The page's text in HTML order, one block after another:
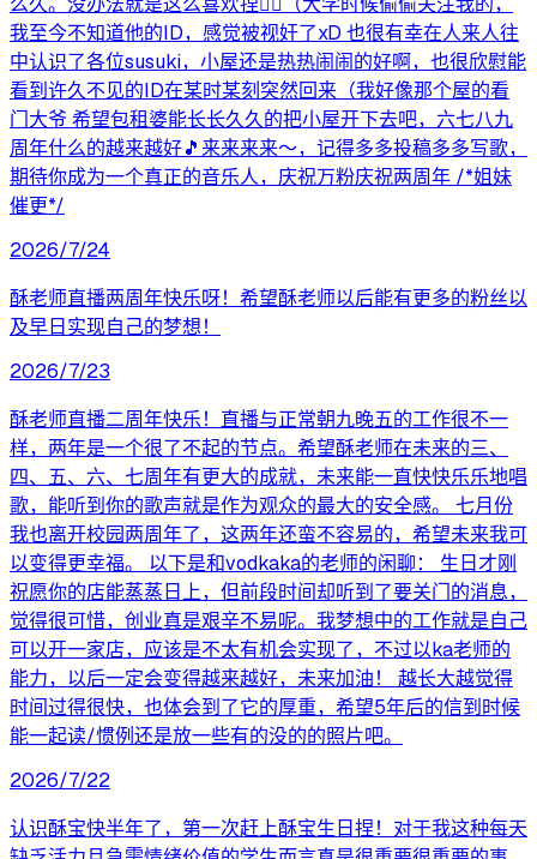
我至今不知道他的ID，感觉被视奸了xD 也很有幸在人来人往
中认识了各位susuki，小屋还是热热闹闹的好啊，也很欣慰能
看到许久不见的ID在某时某刻突然回来（我好像那个屋的看
门大爷 希望包租婆能长长久久的把小屋开下去吧，六七八九
周年什么的越来越好🎵来来来来～，记得多多投稿多多写歌，
期待你成为一个真正的音乐人，庆祝万粉庆祝两周年 /*姐妹
催更*/
2026/7/24
酥老师直播两周年快乐呀！希望酥老师以后能有更多的粉丝以
及早日实现自己的梦想！
2026/7/23
酥老师直播二周年快乐！直播与正常朝九晚五的工作很不一
样，两年是一个很了不起的节点。希望酥老师在未来的三、
四、五、六、七周年有更大的成就，未来能一直快快乐乐地唱
歌，能听到你的歌声就是作为观众的最大的安全感。 七月份
我也离开校园两周年了，这两年还蛮不容易的，希望未来我可
以变得更幸福。 以下是和vodkaka的老师的闲聊： 生日才刚
祝愿你的店能蒸蒸日上，但前段时间却听到了要关门的消息，
觉得很可惜，创业真是艰辛不易呢。我梦想中的工作就是自己
可以开一家店，应该是不太有机会实现了，不过以ka老师的
能力，以后一定会变得越来越好，未来加油！ 越长大越觉得
时间过得很快，也体会到了它的厚重，希望5年后的信到时候
能一起读/惯例还是放一些有的没的的照片吧。
2026/7/22
认识酥宝快半年了，第一次赶上酥宝生日捏！对于我这种每天